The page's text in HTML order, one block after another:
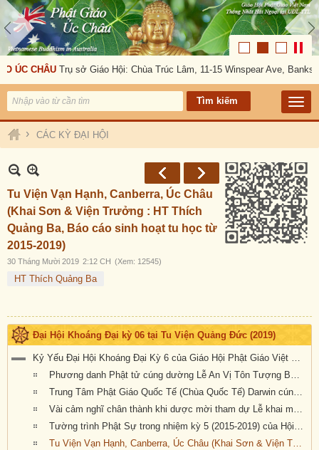
ÚC CHÂU Trụ sở Giáo Hội: Chùa Trúc Lâm, 11-15 Winspear Ave,
› CÁC KỲ ĐẠI HỘI
Tu Viện Vạn Hạnh, Canberra, Úc Châu
(Khai Sơn & Viện Trưởng : HT Thích
Quảng Ba, Báo cáo sinh hoạt tu học từ
2015-2019)
30 Tháng Mười 2019 2:12 CH (Xem: 12545)
HT Thích Quảng Ba
Đại Hội Khoáng Đại kỳ 06 tại Tu Viện Quảng Đức (2019)
Kỷ Yếu Đại Hội Khoáng Đại Kỳ 6 của Giáo Hội Phật Giáo Việt Nam Thống Nhất Hải Ngoại tại Úc Đại Lợi-Tân Tây Lan
Phương danh Phật tử cúng dường Lễ An Vị Tôn Tượng Bồ Tát Địa Tạng, Quan Âm & Đại Hội Kỳ 6 tại Tu Viện Quảng Đức
Trung Tâm Phật Giáo Quốc Tế (Chùa Quốc Tế) Darwin cúng dường Đại Hội Kỳ 6
Vài cảm nghĩ chân thành khi dược mời tham dự Lễ khai mạc Đại Hội Kỳ 6
Tường trình Phật Sự trong nhiệm kỳ 5 (2015-2019) của Hội Đồng Điều Hành (Văn Phòng Phó Tổng Thư Ký Giáo Hội, TK.Thích Nguyên Tạng báo cáo)
Tu Viện Vạn Hạnh, Canberra, Úc Châu (Khai Sơn & Viện Trưởng : HT Thích Quảng Ba, Báo cáo sinh hoạt tu học từ 2015-2019)